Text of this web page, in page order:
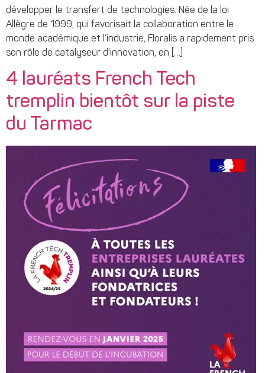
développer le transfert de technologies. Née de la loi
Allègre de 1999, qui favorisait la collaboration entre le
monde académique et l’industrie, Floralis a rapidement pris
son rôle de catalyseur d’innovation, en […]
4 lauréats French Tech
tremplin bientôt sur la piste
du Tarmac